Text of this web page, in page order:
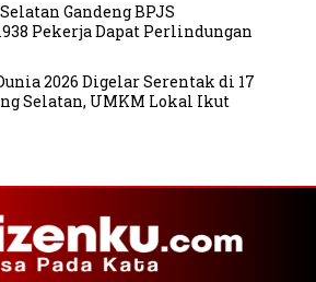
Gandeng BPJS
Pekerja Dapat Perlindungan
2026 Digelar Serentak di 17
Selatan, UMKM Lokal Ikut